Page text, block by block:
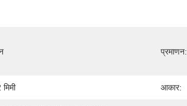
प्रमाणन:
आकार: